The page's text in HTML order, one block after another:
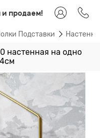
и продаем!
Подставки
настенная на одно